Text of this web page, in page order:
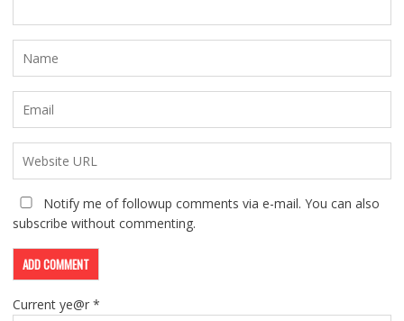
Notify me of followup comments via e-mail. You can also
subscribe without commenting.
Current ye@r *